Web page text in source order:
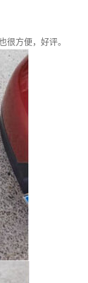
很方便，好评。